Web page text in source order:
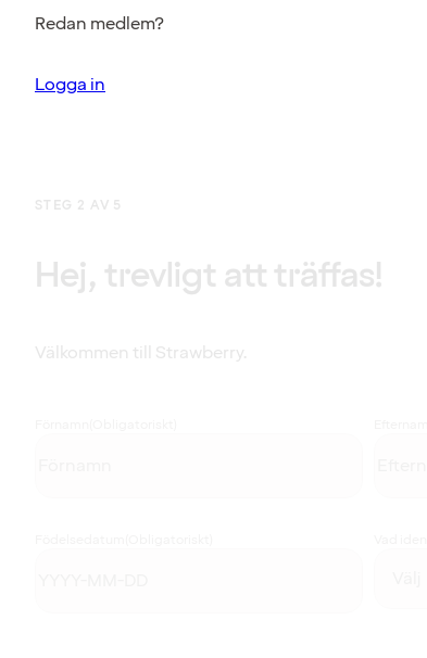
Redan medlem?
Logga in
STEG 2 AV 5
Hej, trevligt att träffas!
Välkommen till Strawberry.